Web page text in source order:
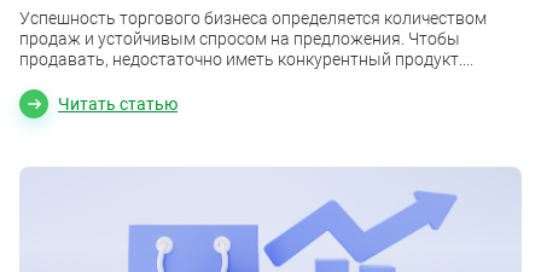
Успешность торгового бизнеса определяется количеством
продаж и устойчивым спросом на предложения. Чтобы
продавать, недостаточно иметь конкурентный продукт....
Читать статью